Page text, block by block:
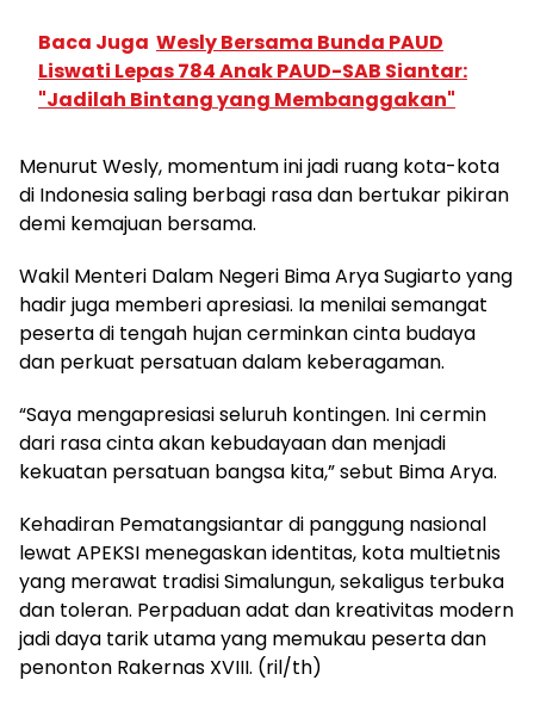
Baca Juga Wesly Bersama Bunda PAUD
Liswati Lepas 784 Anak PAUD-SAB Siantar:
"Jadilah Bintang yang Membanggakan"
Menurut Wesly, momentum ini jadi ruang kota-kota
di Indonesia saling berbagi rasa dan bertukar pikiran
demi kemajuan bersama.
Wakil Menteri Dalam Negeri Bima Arya Sugiarto yang
hadir juga memberi apresiasi. Ia menilai semangat
peserta di tengah hujan cerminkan cinta budaya
dan perkuat persatuan dalam keberagaman.
“Saya mengapresiasi seluruh kontingen. Ini cermin
dari rasa cinta akan kebudayaan dan menjadi
kekuatan persatuan bangsa kita,” sebut Bima Arya.
Kehadiran Pematangsiantar di panggung nasional
lewat APEKSI menegaskan identitas, kota multietnis
yang merawat tradisi Simalungun, sekaligus terbuka
dan toleran. Perpaduan adat dan kreativitas modern
jadi daya tarik utama yang memukau peserta dan
penonton Rakernas XVIII. (ril/th)